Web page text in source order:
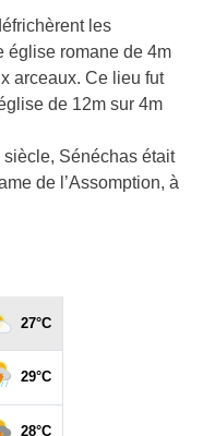
les
église romane de 4m
arceaux. Ce lieu fut
de 12m sur 4m
Sénéchas était
de l’Assomption, à